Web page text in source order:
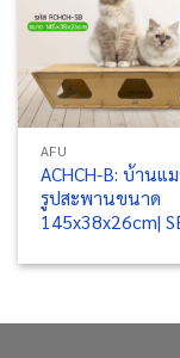
AFU
ACHCH-B: บ้านแ
รูปสะพานขนาด
145x38x26cm|